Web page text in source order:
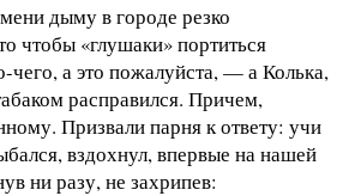
дыму в городе резко
чтобы «глушаки» портиться
чего, а это пожалуйста, — а Колька,
расправился. Причем,
Призвали парня к ответу: учи
вздохнул, впервые на нашей
ни разу, не захрипев: